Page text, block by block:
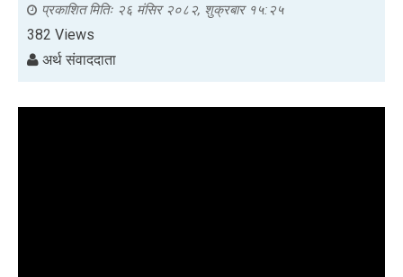
प्रकाशित मितिः २६ मंसिर २०८२, शुक्रबार १५:२५
382 Views
अर्थ संवाददाता